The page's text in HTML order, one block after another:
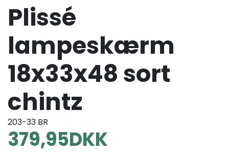
Plissé
lampeskærm
18x33x48 sort
chintz
203-33 BR
379,95DKK